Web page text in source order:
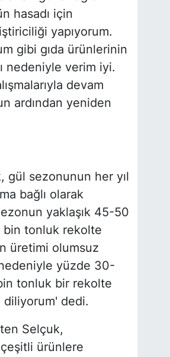
hasadı için
yapıyorum.
gibi gıda ürünlerinin
nedeniyle verim iyi.
devam
ardından yeniden
gül sezonunun her yıl
bağlı olarak
yaklaşık 45-50
bin tonluk rekolte
üretimi olumsuz
yüzde 30-
tonluk bir rekolte
diliyorum' dedi.
Selçuk,
ürünlere